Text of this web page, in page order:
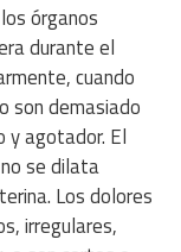
órganos
durante el
cuando
son demasiado
y agotador. El
se dilata
Los dolores
irregulares,